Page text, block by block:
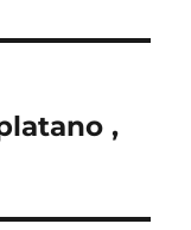
,